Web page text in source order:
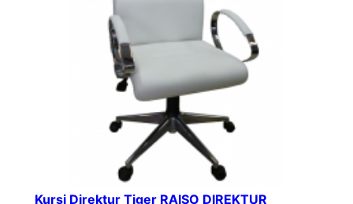
Kursi Direktur Tiger RAISO DIREKTUR